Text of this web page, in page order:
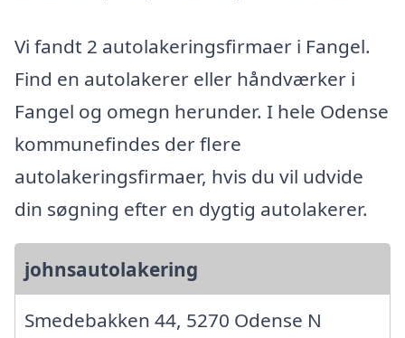
Vi fandt 2 autolakeringsfirmaer i Fangel.
Find en autolakerer eller håndværker i
Fangel og omegn herunder. I hele Odense
kommunefindes der flere
autolakeringsfirmaer, hvis du vil udvide
din søgning efter en dygtig autolakerer.
johnsautolakering
Smedebakken 44, 5270 Odense N